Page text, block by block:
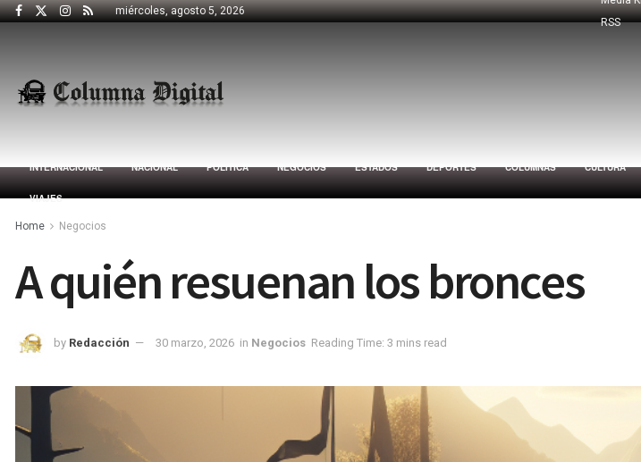
miércoles, agosto 5, 2026
RSS
INTERNACIONAL NACIONAL POLÍTICA NEGOCIOS ESTADOS DEPORTES COLUMNAS CULTURA
VIAJES
Home Negocios
A quién resuenan los bronces
by Redacción 30 marzo, 2026 in Negocios Reading Time: 3 mins read